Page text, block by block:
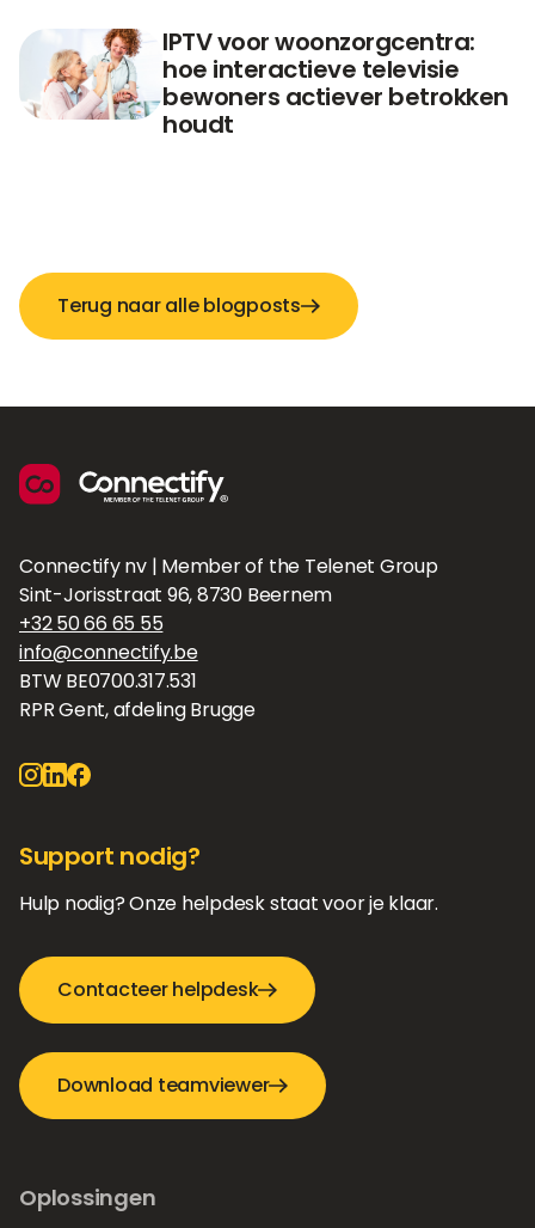
IPTV voor woonzorgcentra:
hoe interactieve televisie
bewoners actiever betrokken
houdt
Terug naar alle blogposts
Connectify nv | Member of the Telenet Group
Sint-Jorisstraat 96, 8730 Beernem
+32 50 66 65 55
info@connectify.be
BTW BE0700.317.531
RPR Gent, afdeling Brugge
Support nodig?
Hulp nodig? Onze helpdesk staat voor je klaar.
Contacteer helpdesk
Download teamviewer
Oplossingen